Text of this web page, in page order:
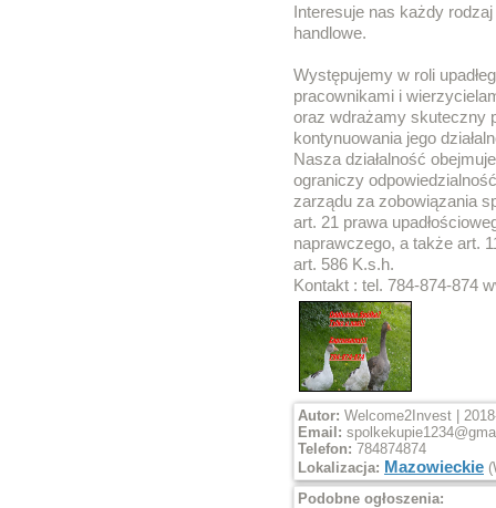
Interesuje nas każdy
handlowe.
Występujemy w roli
pracownikami i
oraz wdrażamy skuteczny
kontynuowania jego
Nasza działalność
ograniczy odpowiedzialność
zarządu za zobowiązania
art. 21 prawa
naprawczego, a także art.
art. 586 K.s.h.
Kontakt : tel. 784-874-874
Autor: Welcome2Invest |
Email:
Telefon: 784874874
Lokalizacja: Mazowieckie
Podobne ogłoszenia: